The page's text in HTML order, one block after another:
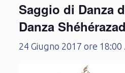
Saggio di Danza
Danza
24 Giugno 2017 ore 18:00 .